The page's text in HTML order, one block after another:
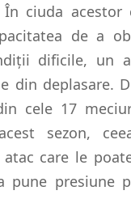
În ciuda acestor
de a
dificile, un
din deplasare.
cele 17
sezon,
atac care le
pune presiune